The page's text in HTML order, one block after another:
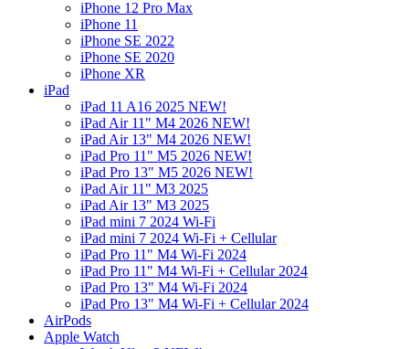
iPhone 12 Pro Max
iPhone 11
iPhone SE 2022
iPhone SE 2020
iPhone XR
iPad
iPad 11 A16 2025 NEW!
iPad Air 11" M4 2026 NEW!
iPad Air 13" M4 2026 NEW!
iPad Pro 11" M5 2026 NEW!
iPad Pro 13" M5 2026 NEW!
iPad Air 11" M3 2025
iPad Air 13" M3 2025
iPad mini 7 2024 Wi-Fi
iPad mini 7 2024 Wi-Fi + Cellular
iPad Pro 11" M4 Wi-Fi 2024
iPad Pro 11" M4 Wi-Fi + Cellular 2024
iPad Pro 13" M4 Wi-Fi 2024
iPad Pro 13" M4 Wi-Fi + Cellular 2024
AirPods
Apple Watch